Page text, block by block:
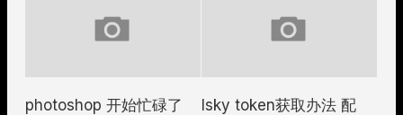
photoshop 开始忙碌了
lsky token获取办法 配